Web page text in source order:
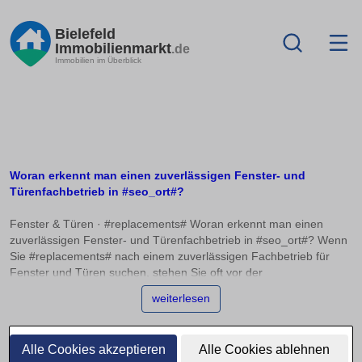
Alle Cookies akzeptieren Alle Cookies ablehnen
Bielefeld
Immobilienmarkt.de
Immobilien im Überblick
Woran erkennt man einen zuverlässigen Fenster- und
Türenfachbetrieb in #seo_ort#?
Fenster & Türen · #replacements# Woran erkennt man einen
zuverlässigen Fenster- und Türenfachbetrieb in #seo_ort#? Wenn
Sie #replacements# nach einem zuverlässigen Fachbetrieb für
Fenster und Türen suchen, stehen Sie oft vor der
Herausforderung, die Qualität und Kompetenz der Anbieter richtig
einzuschätzen. Innungsmitgliedschaften, absolvierte
Indikatoren für die Seriosität und Fachkenntnis eines Betriebs. In
diesem Artikel erfahren Sie, worauf Sie achten sollten, um eine
weiterlesen